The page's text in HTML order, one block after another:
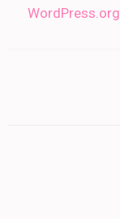
WordPress.org